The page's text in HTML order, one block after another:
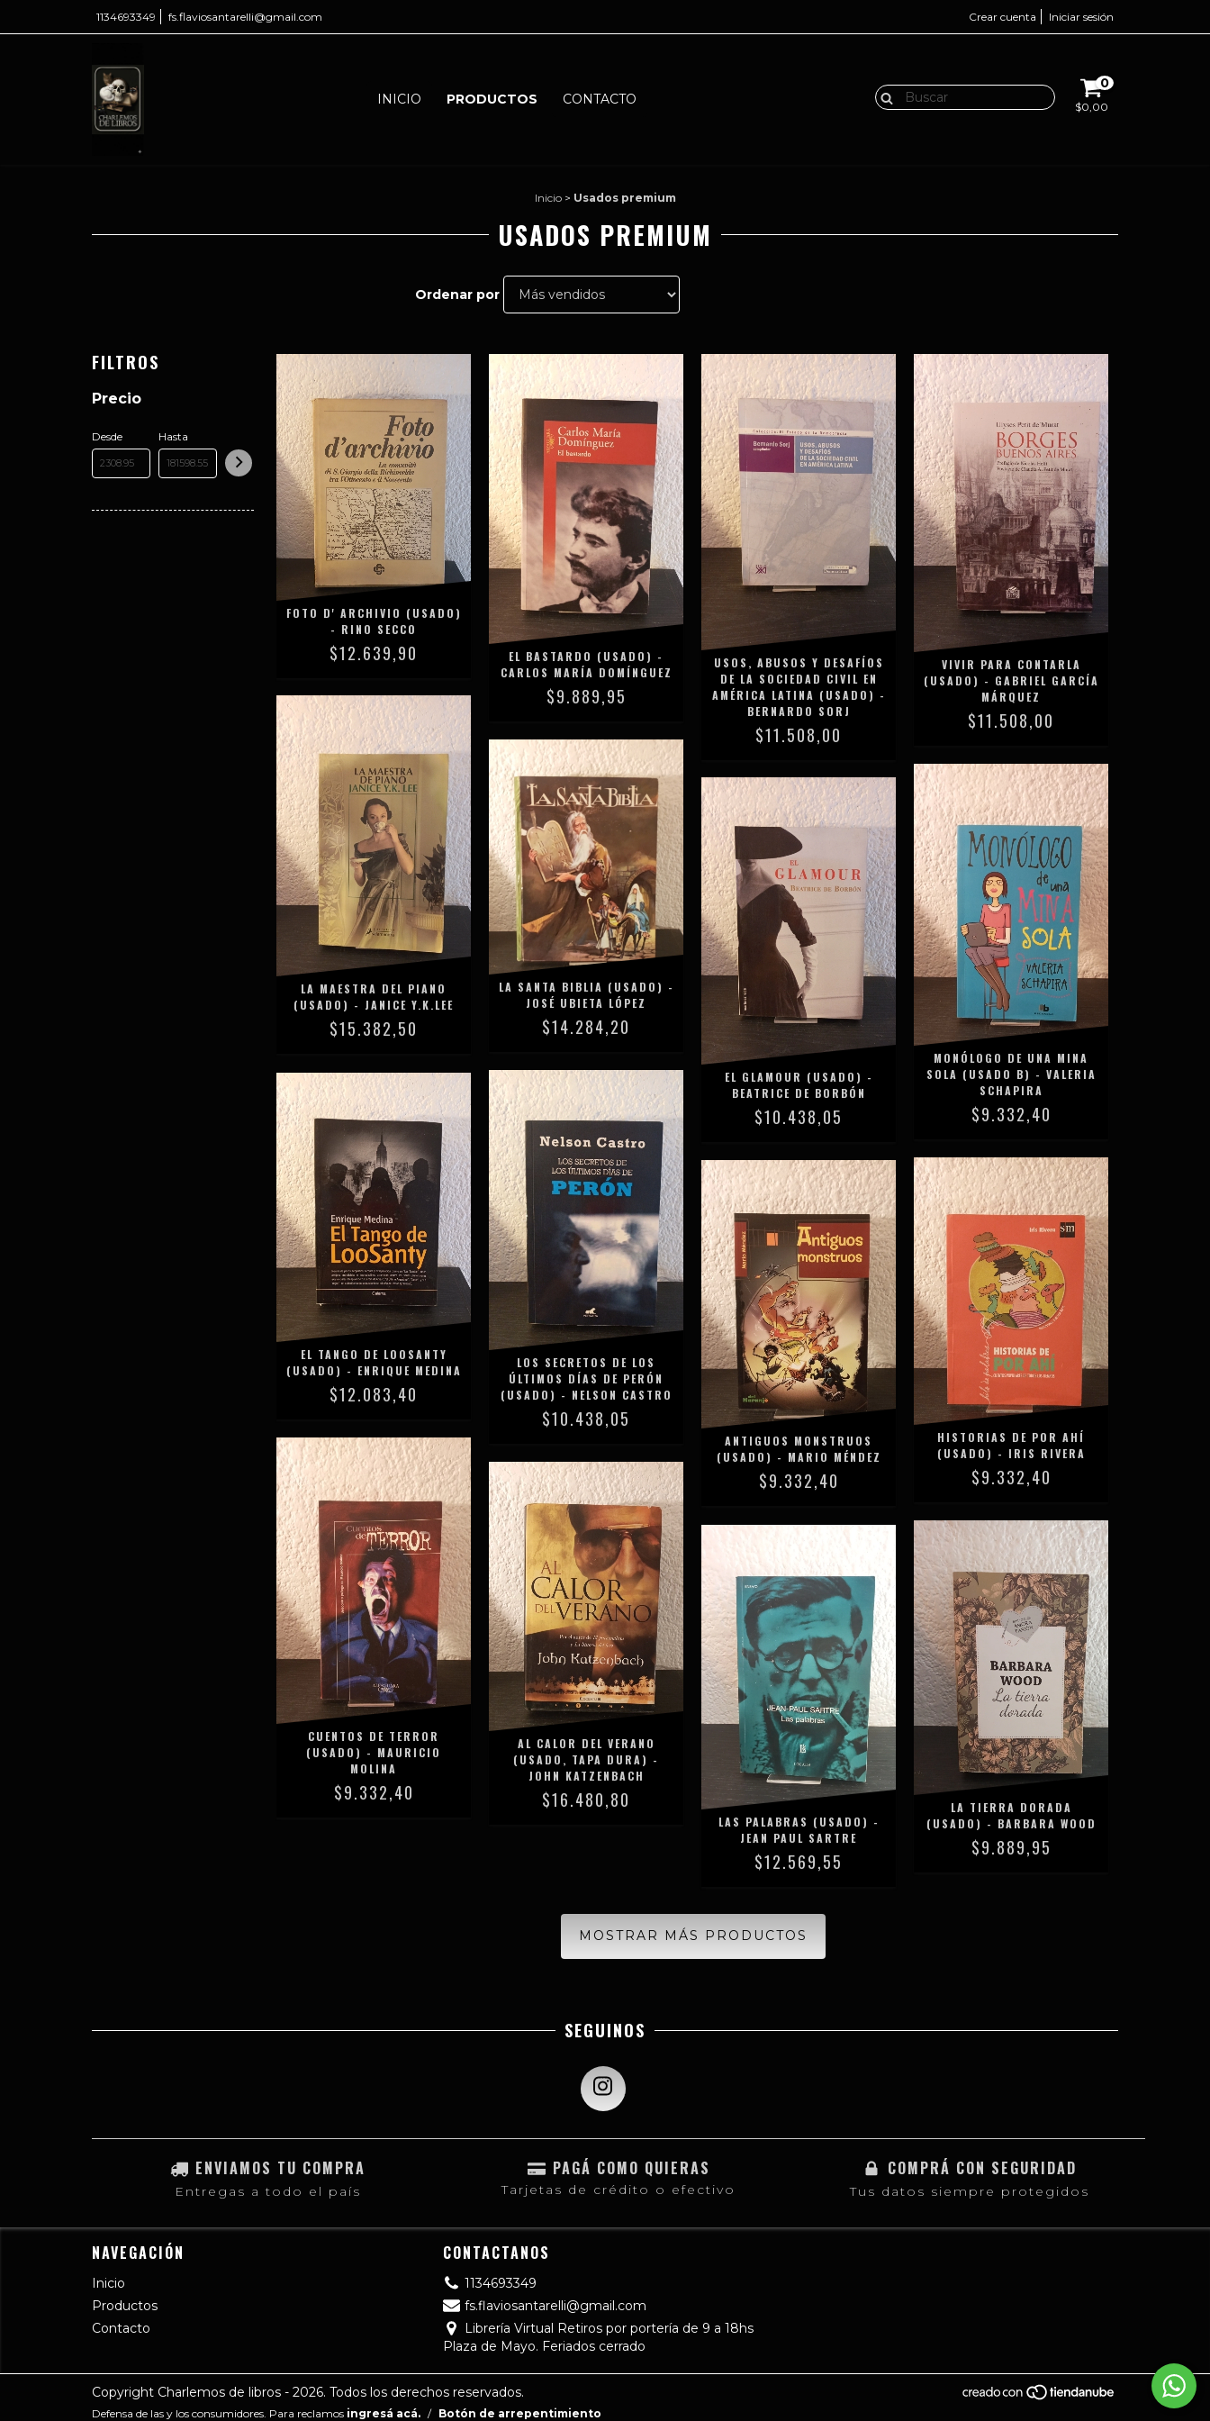
1134693349 fs.flaviosantarelli@gmail.com Crear cuenta Iniciar sesión
INICIO PRODUCTOS CONTACTO
0
$0,00
Inicio > Usados premium
USADOS PREMIUM
Ordenar por
FILTROS
Precio
Desde Hasta
FOTO D' ARCHIVIO (USADO)
- RINO SECCO
$12.639,90
EL BASTARDO (USADO) -
CARLOS MARÍA DOMÍNGUEZ
$9.889,95
USOS, ABUSOS Y DESAFÍOS
DE LA SOCIEDAD CIVIL EN
AMÉRICA LATINA (USADO) -
BERNARDO SORJ
$11.508,00
VIVIR PARA CONTARLA
(USADO) - GABRIEL GARCÍA
MÁRQUEZ
$11.508,00
LA MAESTRA DEL PIANO
(USADO) - JANICE Y.K.LEE
$15.382,50
LA SANTA BIBLIA (USADO) -
JOSÉ UBIETA LÓPEZ
$14.284,20
EL GLAMOUR (USADO) -
BEATRICE DE BORBÓN
$10.438,05
MONÓLOGO DE UNA MINA
SOLA (USADO B) - VALERIA
SCHAPIRA
$9.332,40
EL TANGO DE LOOSANTY
(USADO) - ENRIQUE MEDINA
$12.083,40
LOS SECRETOS DE LOS
ÚLTIMOS DÍAS DE PERÓN
(USADO) - NELSON CASTRO
$10.438,05
ANTIGUOS MONSTRUOS
(USADO) - MARIO MÉNDEZ
$9.332,40
HISTORIAS DE POR AHÍ
(USADO) - IRIS RIVERA
$9.332,40
CUENTOS DE TERROR
(USADO) - MAURICIO
MOLINA
$9.332,40
AL CALOR DEL VERANO
(USADO, TAPA DURA) -
JOHN KATZENBACH
$16.480,80
LAS PALABRAS (USADO) -
JEAN PAUL SARTRE
$12.569,55
LA TIERRA DORADA
(USADO) - BARBARA WOOD
$9.889,95
MOSTRAR MÁS PRODUCTOS
SEGUINOS
ENVIAMOS TU COMPRA
Entregas a todo el país
PAGÁ COMO QUIERAS
Tarjetas de crédito o efectivo
COMPRÁ CON SEGURIDAD
Tus datos siempre protegidos
NAVEGACIÓN
Inicio
Productos
Contacto
CONTACTANOS
1134693349
fs.flaviosantarelli@gmail.com
Librería Virtual Retiros por portería de 9 a 18hs
Plaza de Mayo. Feriados cerrado
Copyright Charlemos de libros - 2026. Todos los derechos reservados.
Defensa de las y los consumidores. Para reclamos ingresá acá. / Botón de arrepentimiento